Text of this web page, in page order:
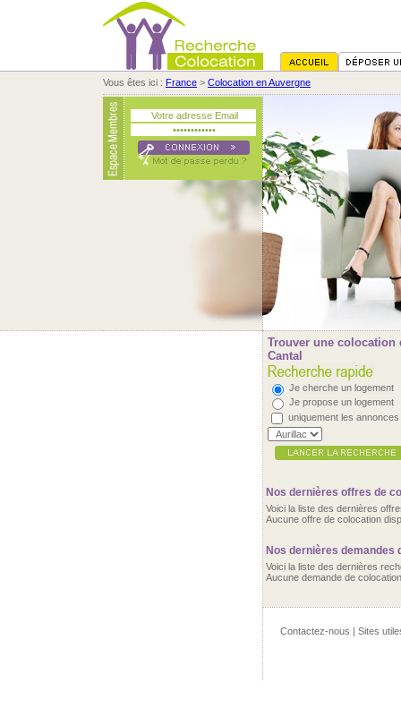
Vous êtes ici : France > Colocation en Auvergne
Trouver une colocation
Cantal
Je cherche un logement
Je propose un logement
uniquement les
Nos dernières offres de
Voici la liste des dernières
Aucune offre de colocation
Nos dernières demandes
Voici la liste des dernières
Aucune demande de
Contactez-nous | Sites